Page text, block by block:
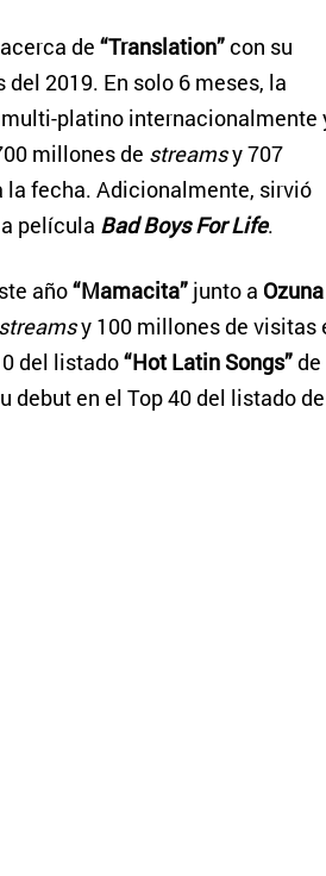
de “Translation”con su
2019. En solo 6 meses, la
platino internacionalmente
millones de streamsy 707
fecha. Adicionalmente, sirvió
película Bad Boys For Life.
año“Mamacita”junto a Ozuna
streamsy 100 millones de visitas
del listado“Hot Latin Songs”de
debut en el Top 40 del listado de